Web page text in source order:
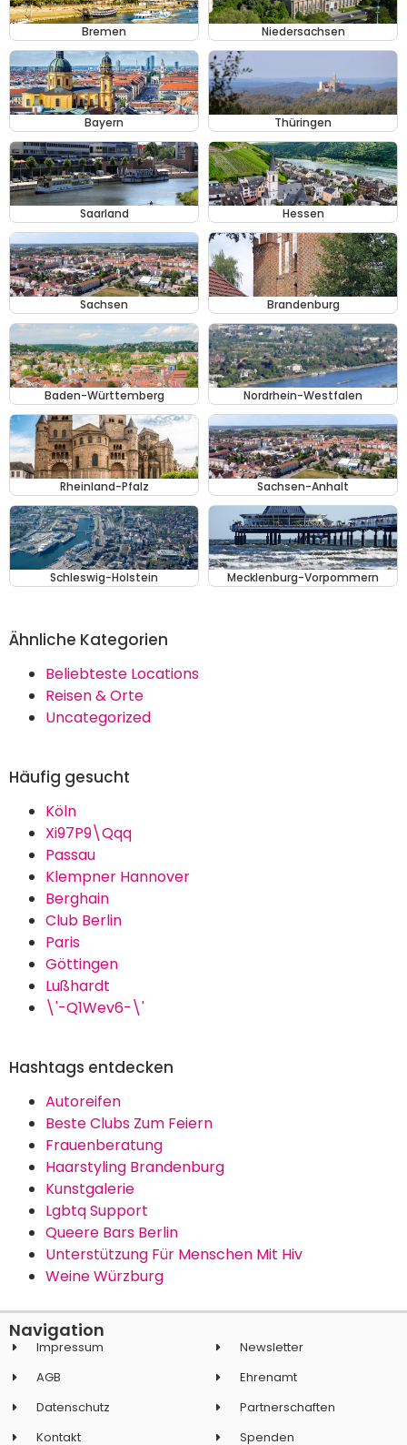
Bremen Niedersachsen
Bayern Thüringen
Saarland Hessen
Sachsen Brandenburg
Baden-Württemberg Nordrhein-Westfalen
Rheinland-Pfalz Sachsen-Anhalt
Schleswig-Holstein Mecklenburg-Vorpommern
Ähnliche Kategorien
Beliebteste Locations
Reisen & Orte
Uncategorized
Häufig gesucht
Köln
Xi97P9\Qqq
Passau
Klempner Hannover
Berghain
Club Berlin
Paris
Göttingen
Lußhardt
\'-Q1Wev6-\'
Hashtags entdecken
Autoreifen
Beste Clubs Zum Feiern
Frauenberatung
Haarstyling Brandenburg
Kunstgalerie
Lgbtq Support
Queere Bars Berlin
Unterstützung Für Menschen Mit Hiv
Weine Würzburg
Navigation
Impressum
AGB
Datenschutz
Kontakt
Newsletter
Ehrenamt
Partnerschaften
Spenden